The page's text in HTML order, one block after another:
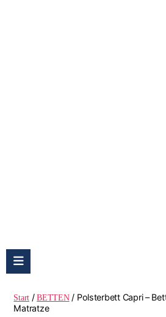
Start /BETTEN/ Polsterbett Capri –
Matratze